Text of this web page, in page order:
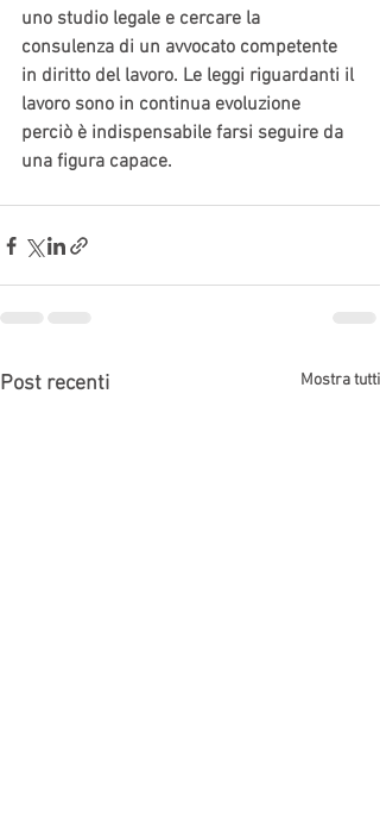
uno studio legale e cercare la
consulenza di un avvocato competente
in diritto del lavoro. Le leggi riguardanti il
lavoro sono in continua evoluzione
perciò è indispensabile farsi seguire da
una figura capace.
Post recenti Mostra tutti